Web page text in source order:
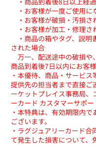
・お客様が一度ご使用に
・お客様が破損・汚損さ
・お客様が加工・修理さ
・商品の箱やタグ、説明
された場合
万一、配送途中の破損や
商品到着後7日以内にお客
・本優待、商品・サービ
提供先の担当者まで直接ご
ーケットプレイス事務局、
ーカード カスタマーサポー
・本特典は、有効期限内
ございます。
・ラグジュアリーカード
て発生した損害について、